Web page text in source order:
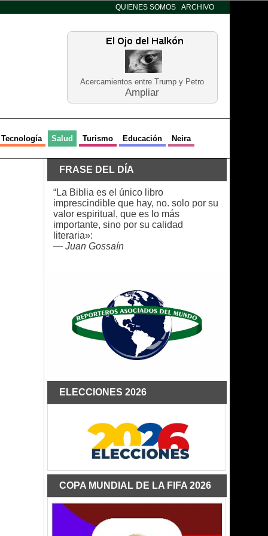
QUIENES SOMOS ARCHIVO
Acercamientos entre Trump y Petro
Ampliar
Tecnología Salud Turismo Educación Neira
FRASE DEL DÍA
“La Biblia es el único libro
imprescindible que hay, no. solo por su
valor espiritual, que es lo más
importante, sino por su calidad
literaria»:
— Juan Gossaín
ELECCIONES 2026
COPA MUNDIAL DE LA FIFA 2026